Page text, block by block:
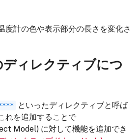
度計の色や表示部分の長さを変化さ
ィレクティブにつ
といったディレクティブと呼ば
れを追加することで
Model) に対して機能を追加でき